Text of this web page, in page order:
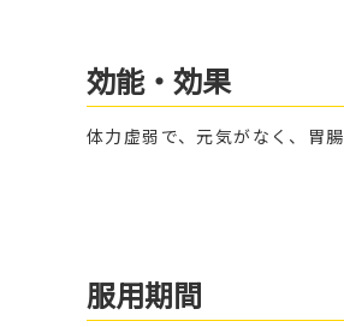
効能・効果
体力虚弱で、元気がなく、胃
服用期間